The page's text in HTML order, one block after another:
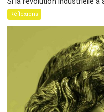
Réflexions